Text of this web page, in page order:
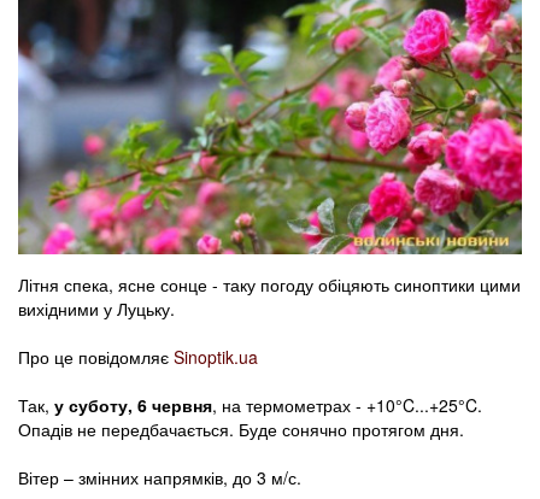
Літня спека, ясне сонце - таку погоду обіцяють синоптики цими
вихідними у Луцьку.
Про це повідомляє Sinoptik.ua
Так, у суботу, 6 червня, на термометрах - +10°C...+25°C.
Опадів не передбачається. Буде сонячно протягом дня.
Вітер – змінних напрямків, до 3 м/с.